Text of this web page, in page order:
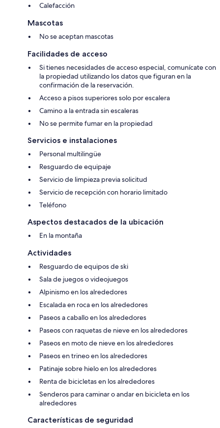
Calefacción
Mascotas
No se aceptan mascotas
Facilidades de acceso
Si tienes necesidades de acceso especial, comunícate con
la propiedad utilizando los datos que figuran en la
confirmación de la reservación.
Acceso a pisos superiores solo por escalera
Camino a la entrada sin escaleras
No se permite fumar en la propiedad
Servicios e instalaciones
Personal multilingüe
Resguardo de equipaje
Servicio de limpieza previa solicitud
Servicio de recepción con horario limitado
Teléfono
Aspectos destacados de la ubicación
En la montaña
Actividades
Resguardo de equipos de ski
Sala de juegos o videojuegos
Alpinismo en los alrededores
Escalada en roca en los alrededores
Paseos a caballo en los alrededores
Paseos con raquetas de nieve en los alrededores
Paseos en moto de nieve en los alrededores
Paseos en trineo en los alrededores
Patinaje sobre hielo en los alrededores
Renta de bicicletas en los alrededores
Senderos para caminar o andar en bicicleta en los
alrededores
Características de seguridad